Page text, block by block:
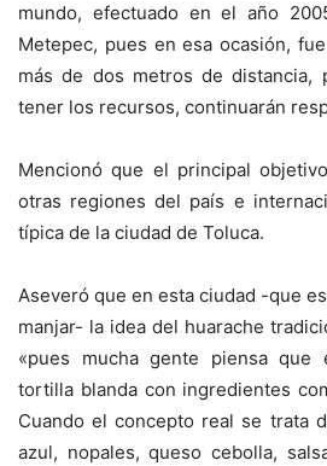
mundo, efectuado en el año
Metepec, pues en esa ocasión,
más de dos metros de
tener los recursos, continuarán
Mencionó que el principal
otras regiones del país e
típica de la ciudad de Toluca.
Aseveró que en esta ciudad -que
manjar- la idea del huarache
«pues mucha gente piensa que
tortilla blanda con ingredientes
Cuando el concepto real se trata
azul, nopales, queso cebolla,